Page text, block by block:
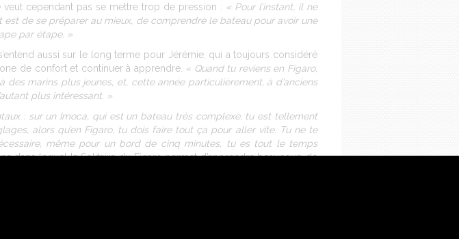
veut cependant pas se mettre trop de pression : « Pour l’instant, il ne
de se préparer au mieux, de comprendre le bateau pour avoir une
par étape. »
aussi sur le long terme pour Jérémie, qui a toujours considéré
de confort et continuer à apprendre. « Quand tu reviens en Figaro,
marins plus jeunes, et, cette année particulièrement, à d’anciens
plus intéressant. »
: sur un Imoca, qui est un bateau très complexe, tu est tellement
alors qu’en Figaro, tu dois faire tout ça pour aller vite. Tu ne te
même pour un bord de cinq minutes, tu es tout le temps
dans lequel la Solitaire du Figaro permet d’apprendre beaucoup de